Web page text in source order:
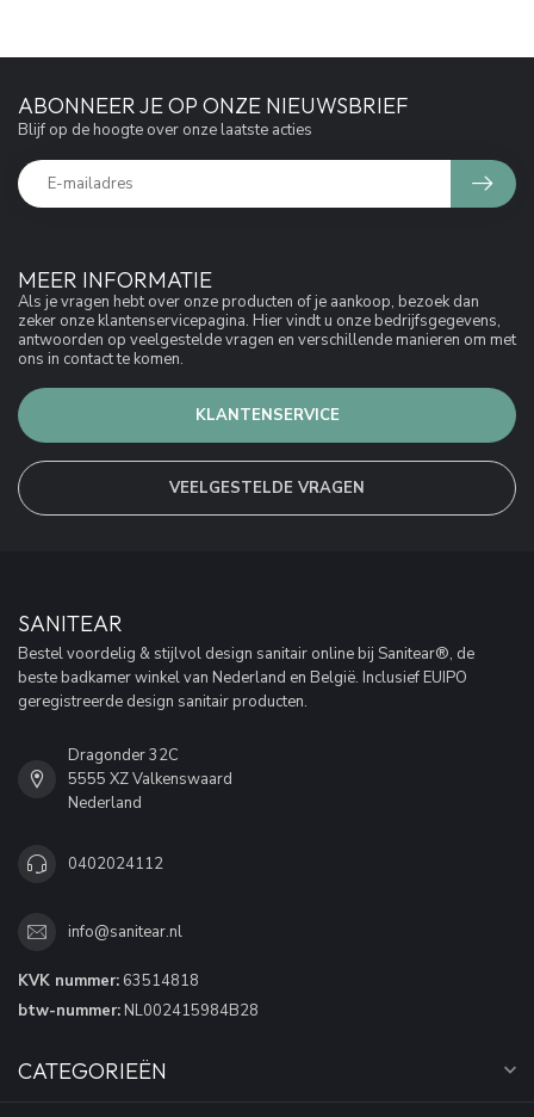
MEER INFORMATIE
Als je vragen hebt over onze producten of je aankoop, bezoek dan
zeker onze klantenservicepagina. Hier vindt u onze bedrijfsgegevens,
antwoorden op veelgestelde vragen en verschillende manieren om met
ons in contact te komen.
KLANTENSERVICE
VEELGESTELDE VRAGEN
ABONNEER JE OP ONZE NIEUWSBRIEF
Blijf op de hoogte over onze laatste acties
SANITEAR
Bestel voordelig & stijlvol design sanitair online bij Sanitear®, de
beste badkamer winkel van Nederland en België. Inclusief EUIPO
geregistreerde design sanitair producten.
Dragonder 32C
5555 XZ Valkenswaard
Nederland
0402024112
info@sanitear.nl
KVK nummer: 63514818
btw-nummer: NL002415984B28
CATEGORIEËN